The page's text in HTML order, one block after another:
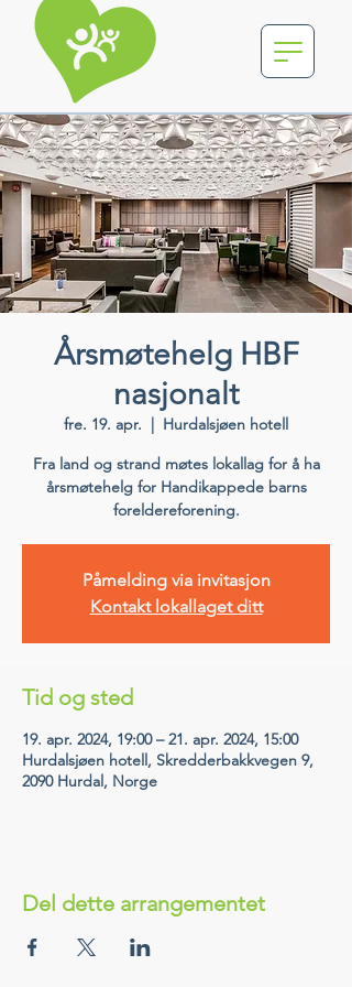
Årsmøtehelg HBF
nasjonalt
fre. 19. apr.
  |
Hurdalsjøen hotell
Fra land og strand møtes lokallag for å ha
årsmøtehelg for Handikappede barns
foreldereforening.
Påmelding via invitasjon
Kontakt lokallaget ditt
Tid og sted
19. apr. 2024, 19:00 – 21. apr. 2024, 15:00
Hurdalsjøen hotell, Skredderbakkvegen 9,
2090 Hurdal, Norge
Del dette arrangementet